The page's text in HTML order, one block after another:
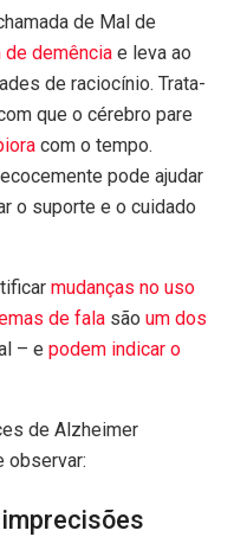
de Mal de
de demência e leva ao
de raciocínio. Trata-
que o cérebro pare
com o tempo.
pode ajudar
o suporte e o cuidado
mudanças no uso
de fala são um dos
– e podem indicar o
de Alzheimer
observar: